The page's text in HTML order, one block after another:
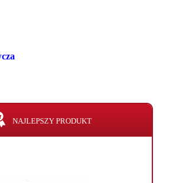
NAJLEPSZY PRODUKT